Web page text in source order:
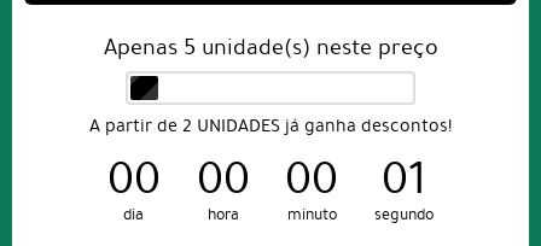
Apenas 5 unidade(s) neste preço
A partir de 2 UNIDADES já ganha descontos!
00
dia
00
hora
00
minuto
01
segundo